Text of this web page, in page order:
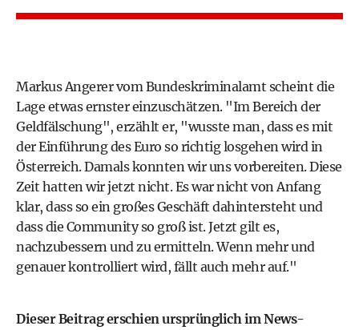
Markus Angerer vom Bundeskriminalamt scheint die
Lage etwas ernster einzuschätzen. "Im Bereich der
Geldfälschung", erzählt er, "wusste man, dass es mit
der Einführung des Euro so richtig losgehen wird in
Österreich. Damals konnten wir uns vorbereiten. Diese
Zeit hatten wir jetzt nicht. Es war nicht von Anfang
klar, dass so ein großes Geschäft dahintersteht und
dass die Community so groß ist. Jetzt gilt es,
nachzubessern und zu ermitteln. Wenn mehr und
genauer kontrolliert wird, fällt auch mehr auf."
Dieser Beitrag erschien ursprünglich im News-